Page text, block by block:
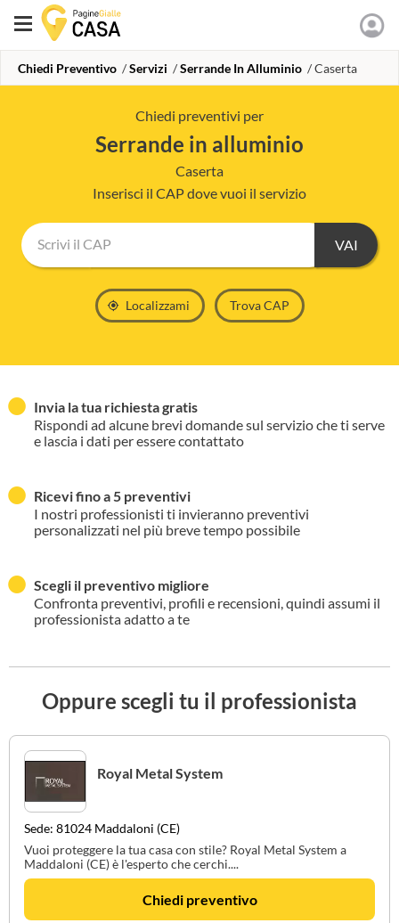
Chiedi Preventivo Servizi Serrande In Alluminio Caserta
Chiedi preventivi per
serrande in alluminio
Caserta
Inserisci il CAP dove vuoi il servizio
Scrivi il CAP
Localizzami Trova CAP
Invia la tua richiesta gratis
Rispondi ad alcune brevi domande sul servizio che ti serve
e lascia i dati per essere contattato
Ricevi fino a 5 preventivi
I nostri professionisti ti invieranno preventivi
personalizzati nel più breve tempo possibile
Scegli il preventivo migliore
Confronta preventivi, profili e recensioni, quindi assumi il
professionista adatto a te
Oppure scegli tu il professionista
Royal Metal System
Sede: 81024 Maddaloni (CE)
Vuoi proteggere la tua casa con stile? Royal Metal System a
Maddaloni (CE) è l'esperto che cerchi....
Chiedi preventivo